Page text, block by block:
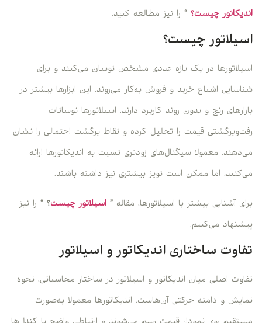
اندیکاتور چیست؟ “ را نیز مطالعه کنید.
اسیلاتور چیست؟
اسیلاتورها در یک بازه عددی مشخص نوسان می‌کنند و برای
شناسایی اشباع خرید و فروش به‌کار می‌روند. این ابزارها بیشتر در
بازارهای رنج و بدون روند کاربرد دارند. اسیلاتورها نوسانات
رفت‌وبرگشتی قیمت را تحلیل کرده و نقاط برگشت احتمالی را نشان
می‌دهند. معمولا سیگنال‌های زودتری نسبت به اندیکاتورها ارائه
می‌کنند، اما ممکن است نویز بیشتری نیز داشته باشند.
برای آشنایی بیشتر با اسیلاتورها، مقاله ” اسيلاتور چيست؟ “ را نیز
پیشنهاد می‌کنیم.
تفاوت ساختاری اندیکاتور و اسیلاتور
تفاوت اصلی میان اندیکاتور و اسیلاتور در ساختار محاسباتی، نحوه
نمایش و دامنه حرکتی آن‌هاست. اندیکاتورها معمولا به‌صورت